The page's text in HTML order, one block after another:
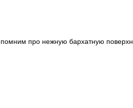
про нежную бархатную